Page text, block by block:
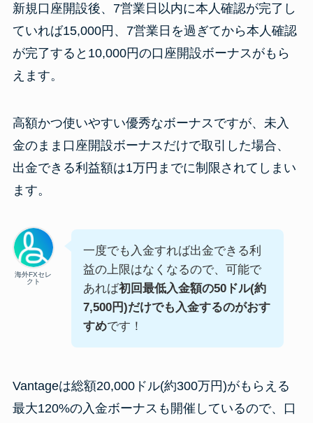
新規口座開設後、7営業日以内に本人確認が完了し
ていれば15,000円、7営業日を過ぎてから本人確認
が完了すると10,000円の口座開設ボーナスがもら
えます。
高額かつ使いやすい優秀なボーナスですが、未入
金のまま口座開設ボーナスだけで取引した場合、
出金できる利益額は1万円までに制限されてしまい
ます。
海外FXセレ
クト
一度でも入金すれば出金できる利
益の上限はなくなるので、可能で
あれば初回最低入金額の50ドル(約
7,500円)だけでも入金するのがおす
すめです！
Vantageは総額20,000ドル(約300万円)がもらえる
最大120%の入金ボーナスも開催しているので、口